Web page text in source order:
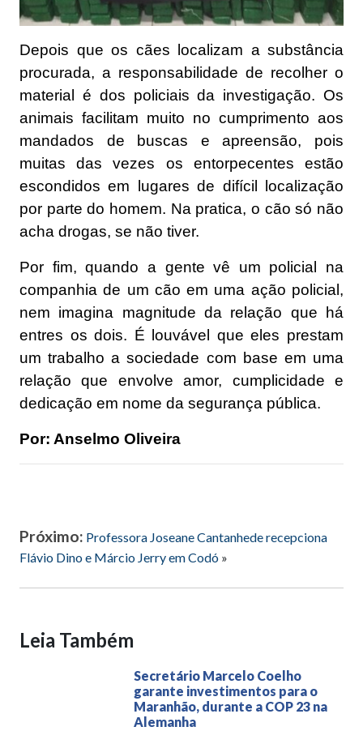
Depois que os cães localizam a substância
procurada, a responsabilidade de recolher o
material é dos policiais da investigação. Os
animais facilitam muito no cumprimento aos
mandados de buscas e apreensão, pois
muitas das vezes os entorpecentes estão
escondidos em lugares de difícil localização
por parte do homem. Na pratica, o cão só não
acha drogas, se não tiver.
Por fim, quando a gente vê um policial na
companhia de um cão em uma ação policial,
nem imagina magnitude da relação que há
entres os dois. É louvável que eles prestam
um trabalho a sociedade com base em uma
relação que envolve amor, cumplicidade e
dedicação em nome da segurança pública.
Por: Anselmo Oliveira
Próximo: Professora Joseane Cantanhede recepciona
Flávio Dino e Márcio Jerry em Codó »
Leia Também
Secretário Marcelo Coelho
garante investimentos para o
Maranhão, durante a COP 23 na
Alemanha